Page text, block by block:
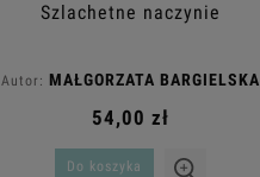
Szlachetne naczynie
Autor: MAŁGORZATA BARGIELSKA
54,00 zł
Do koszyka